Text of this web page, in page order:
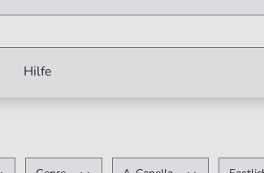
Hilfe